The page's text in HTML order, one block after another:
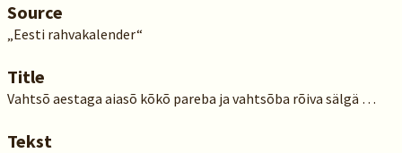
Source
„Eesti rahvakalender“
Title
Vahtsõ aestaga aiasõ kõkõ pareba ja vahtsõba rõiva sälgä …
Tekst